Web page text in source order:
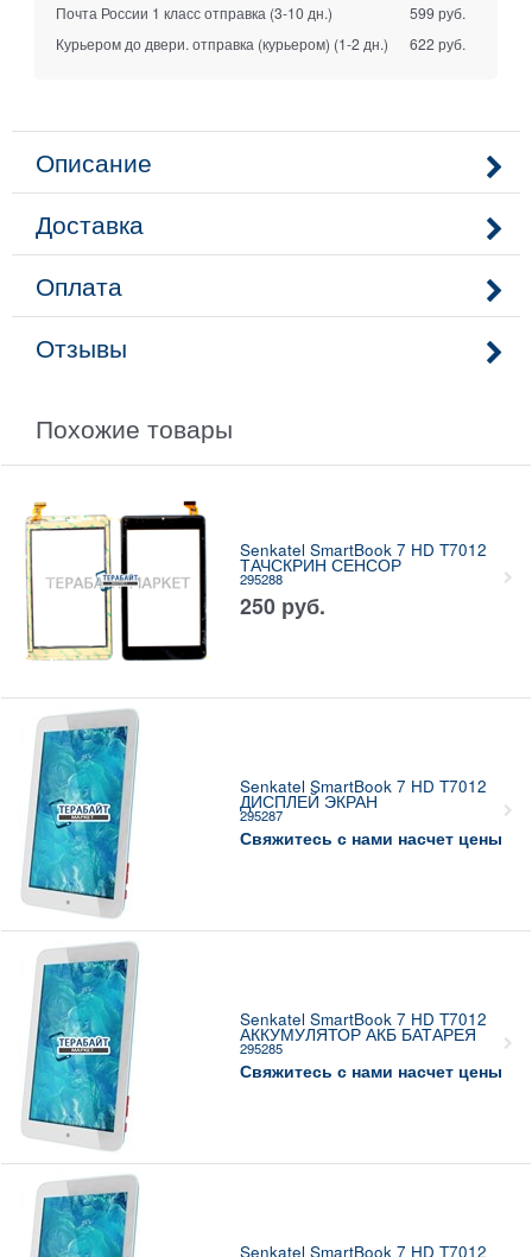
Почта России 1 класс отправка (3-10 дн.)
599 руб.
Курьером до двери. отправка (курьером) (1-2 дн.) 622 руб.
Описание
Доставка
Оплата
Отзывы
Похожие товары
Senkatel SmartBook 7 HD T7012
ТАЧСКРИН СЕНСОР
295288
250 руб.
Senkatel SmartBook 7 HD T7012
ДИСПЛЕЙ ЭКРАН
295287
Свяжитесь с нами насчет цены
Senkatel SmartBook 7 HD T7012
АККУМУЛЯТОР АКБ БАТАРЕЯ
295285
Свяжитесь с нами насчет цены
Senkatel SmartBook 7 HD T7012